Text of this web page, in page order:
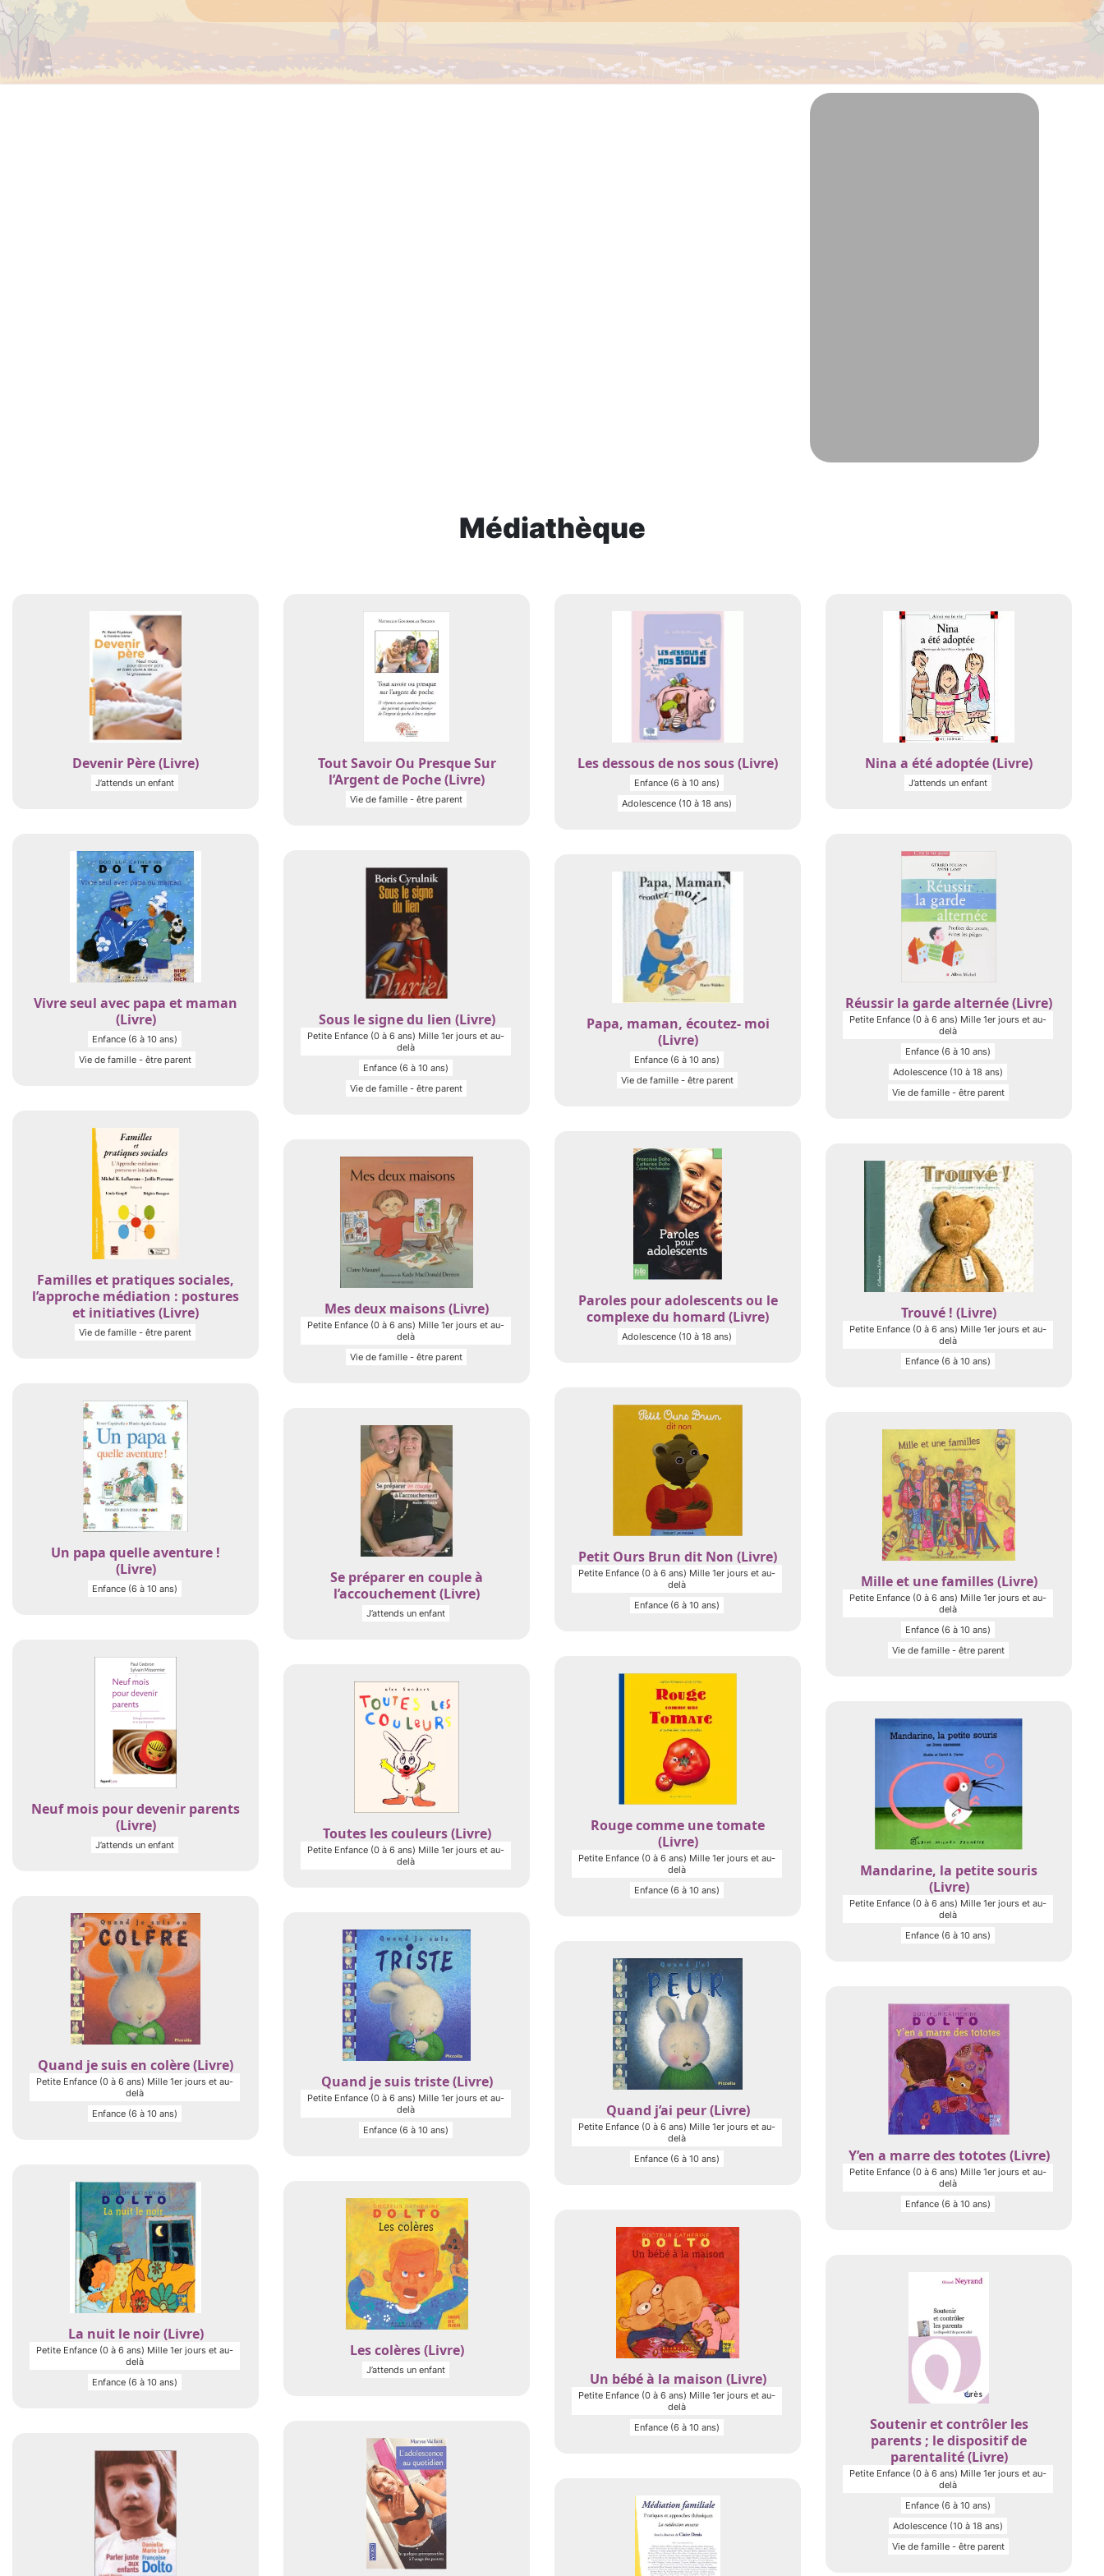
Médiathèque
Devenir Père (Livre)
J’attends un enfant
Tout Savoir Ou Presque Sur
l’Argent de Poche (Livre)
Vie de famille - être parent
Les dessous de nos sous (Livre)
Enfance (6 à 10 ans)
Adolescence (10 à 18 ans)
Nina a été adoptée (Livre)
J’attends un enfant
Vivre seul avec papa et maman
(Livre)
Enfance (6 à 10 ans)
Vie de famille - être parent
Réussir la garde alternée (Livre)
Petite Enfance (0 à 6 ans) Mille 1er jours et au-
delà
Enfance (6 à 10 ans)
Adolescence (10 à 18 ans)
Vie de famille - être parent
Sous le signe du lien (Livre)
Petite Enfance (0 à 6 ans) Mille 1er jours et au-
delà
Enfance (6 à 10 ans)
Vie de famille - être parent
Papa, maman, écoutez- moi
(Livre)
Enfance (6 à 10 ans)
Vie de famille - être parent
Familles et pratiques sociales,
l’approche médiation : postures
et initiatives (Livre)
Vie de famille - être parent
Paroles pour adolescents ou le
complexe du homard (Livre)
Adolescence (10 à 18 ans)
Mes deux maisons (Livre)
Petite Enfance (0 à 6 ans) Mille 1er jours et au-
delà
Vie de famille - être parent
Trouvé ! (Livre)
Petite Enfance (0 à 6 ans) Mille 1er jours et au-
delà
Enfance (6 à 10 ans)
Un papa quelle aventure !
(Livre)
Enfance (6 à 10 ans)
Petit Ours Brun dit Non (Livre)
Petite Enfance (0 à 6 ans) Mille 1er jours et au-
delà
Enfance (6 à 10 ans)
Se préparer en couple à
l’accouchement (Livre)
J’attends un enfant
Mille et une familles (Livre)
Petite Enfance (0 à 6 ans) Mille 1er jours et au-
delà
Enfance (6 à 10 ans)
Vie de famille - être parent
Neuf mois pour devenir parents
(Livre)
J’attends un enfant
Rouge comme une tomate
(Livre)
Petite Enfance (0 à 6 ans) Mille 1er jours et au-
delà
Enfance (6 à 10 ans)
Toutes les couleurs (Livre)
Petite Enfance (0 à 6 ans) Mille 1er jours et au-
delà
Mandarine, la petite souris
(Livre)
Petite Enfance (0 à 6 ans) Mille 1er jours et au-
delà
Enfance (6 à 10 ans)
Quand je suis en colère (Livre)
Petite Enfance (0 à 6 ans) Mille 1er jours et au-
delà
Enfance (6 à 10 ans)
Quand je suis triste (Livre)
Petite Enfance (0 à 6 ans) Mille 1er jours et au-
delà
Enfance (6 à 10 ans)
Quand j’ai peur (Livre)
Petite Enfance (0 à 6 ans) Mille 1er jours et au-
delà
Enfance (6 à 10 ans)
Y’en a marre des tototes (Livre)
Petite Enfance (0 à 6 ans) Mille 1er jours et au-
delà
Enfance (6 à 10 ans)
La nuit le noir (Livre)
Petite Enfance (0 à 6 ans) Mille 1er jours et au-
delà
Enfance (6 à 10 ans)
Les colères (Livre)
J’attends un enfant Un bébé à la maison (Livre)
Petite Enfance (0 à 6 ans) Mille 1er jours et au-
delà
Enfance (6 à 10 ans)
Soutenir et contrôler les
parents ; le dispositif de
parentalité (Livre)
Petite Enfance (0 à 6 ans) Mille 1er jours et au-
delà
Enfance (6 à 10 ans)
Adolescence (10 à 18 ans)
Vie de famille - être parent